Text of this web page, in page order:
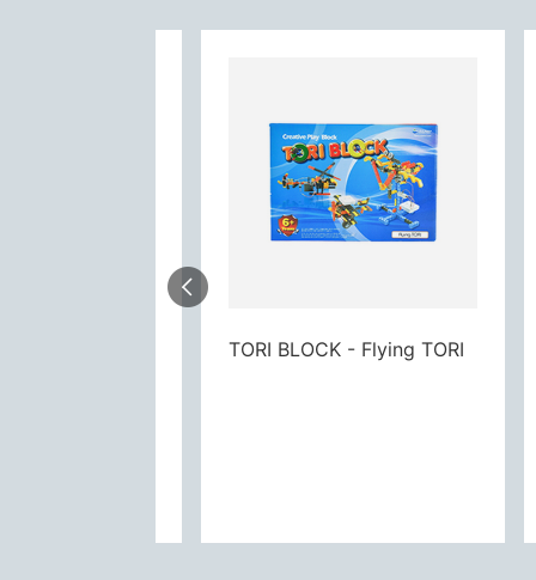
TORI BLOCK - Flying TORI